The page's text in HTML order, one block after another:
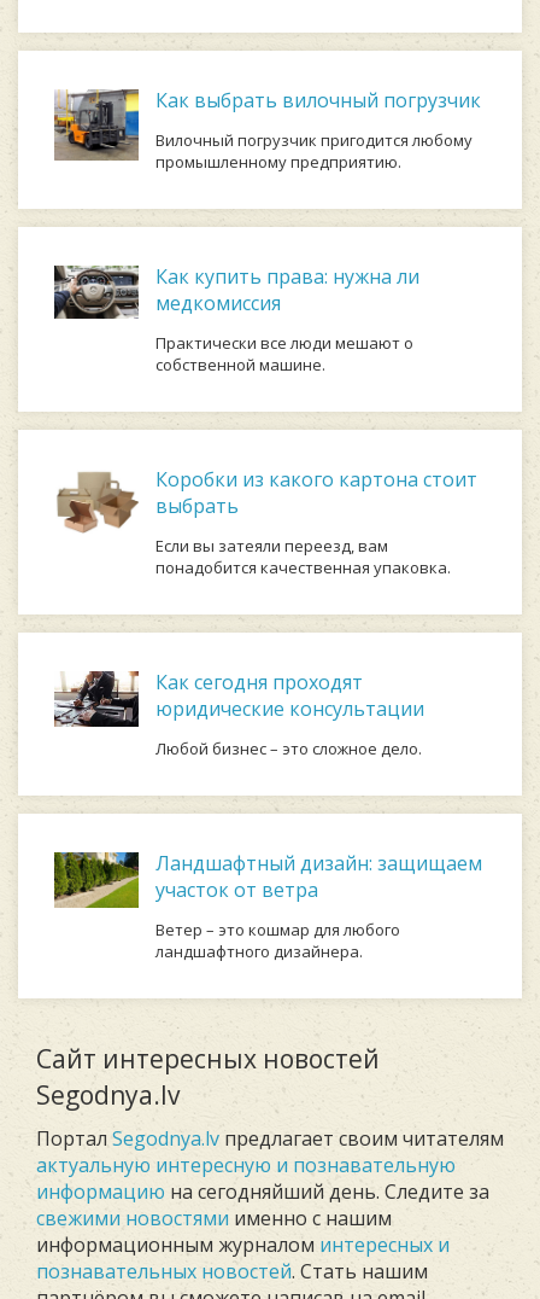
Как выбрать вилочный погрузчик
Вилочный погрузчик пригодится любому
промышленному предприятию.
Как купить права: нужна ли
медкомиссия
Практически все люди мешают о
собственной машине.
Коробки из какого картона стоит
выбрать
Если вы затеяли переезд, вам
понадобится качественная упаковка.
Как сегодня проходят
юридические консультации
Любой бизнес – это сложное дело.
Ландшафтный дизайн: защищаем
участок от ветра
Ветер – это кошмар для любого
ландшафтного дизайнера.
Сайт интересных новостей
Segodnya.lv
Портал Segodnya.lv предлагает своим читателям
актуальную интересную и познавательную
информацию на сегодняйший день. Следите за
свежими новостями именно с нашим
информационным журналом интересных и
познавательных новостей. Стать нашим